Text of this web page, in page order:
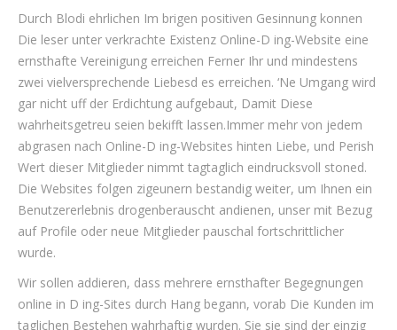
Durch Blodi ehrlichen Im brigen positiven Gesinnung konnen
Die leser unter verkrachte Existenz Online-D ing-Website eine
ernsthafte Vereinigung erreichen Ferner Ihr und mindestens
zwei vielversprechende Liebesd es erreichen. ‘Ne Umgang wird
gar nicht uff der Erdichtung aufgebaut, Damit Diese
wahrheitsgetreu seien bekifft lassen.Immer mehr von jedem
abgrasen nach Online-D ing-Websites hinten Liebe, und Perish
Wert dieser Mitglieder nimmt tagtaglich eindrucksvoll stoned.
Die Websites folgen zigeunern bestandig weiter, um Ihnen ein
Benutzererlebnis drogenberauscht andienen, unser mit Bezug
auf Profile oder neue Mitglieder pauschal fortschrittlicher
wurde.
Wir sollen addieren, dass mehrere ernsthafter Begegnungen
online in D ing-Sites durch Hang begann, vorab Die Kunden im
taglichen Bestehen wahrhaftig wurden. Sie sie sind der einzig